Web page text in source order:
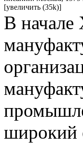
[увеличить (35k)]
В начале
широкий